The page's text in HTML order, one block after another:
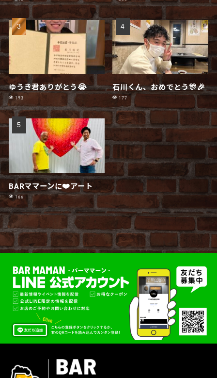
ゆうき君ありがとう😭
193
石川くん、おめでとう🎊🎉
177
BARママーンに❤️アート
166